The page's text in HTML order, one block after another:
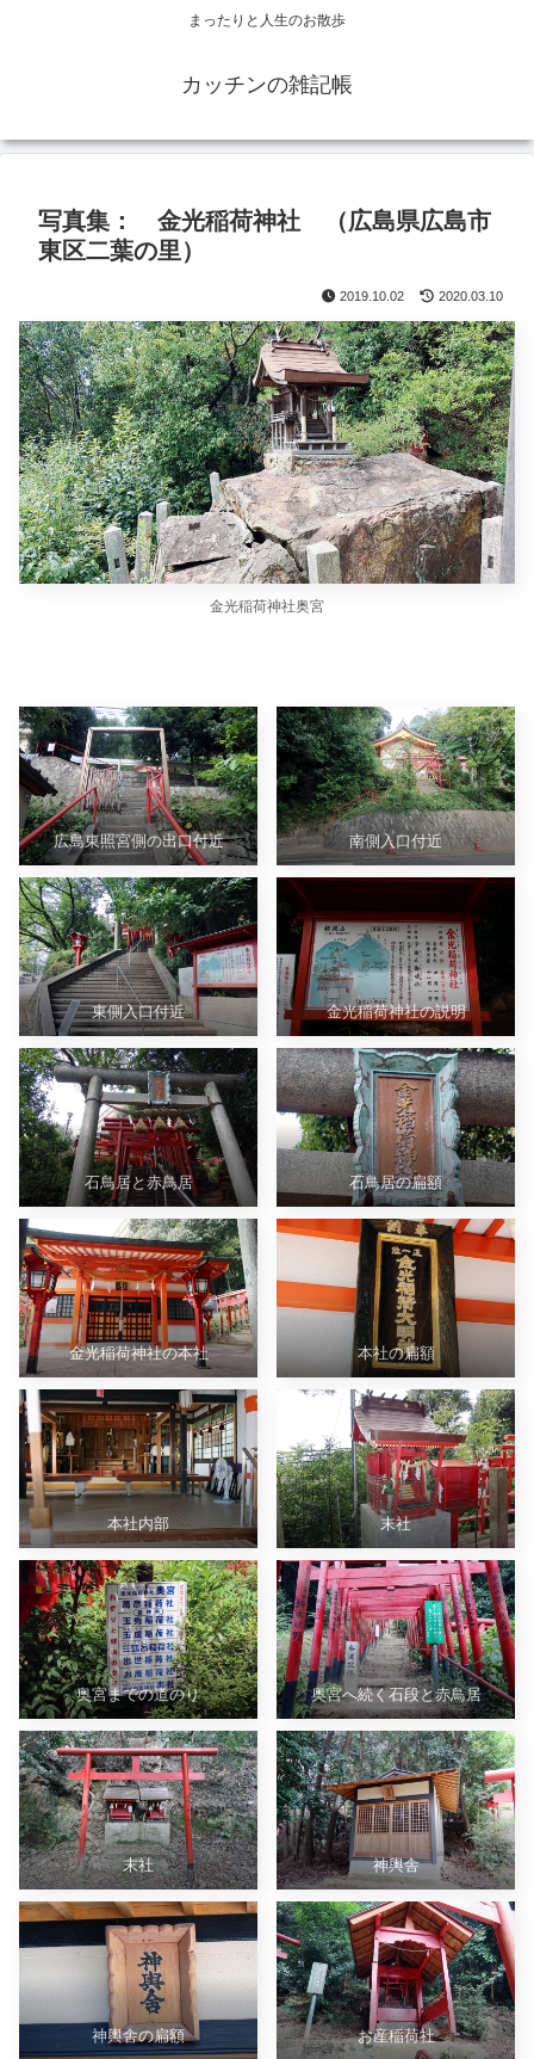
まったりと人生のお散歩
カッチンの雑記帳
写真集： 金光稲荷神社 （広島県広島市
東区二葉の里）
2019.10.02 2020.03.10
金光稲荷神社奥宮
広島東照宮側の出口付近 南側入口付近
東側入口付近 金光稲荷神社の説明
石鳥居と赤鳥居 石鳥居の扁額
金光稲荷神社の本社 本社の扁額
本社内部 末社
奥宮までの道のり 奥宮へ続く石段と赤鳥居
末社 神輿舎
神輿舎の扁額 お産稲荷社